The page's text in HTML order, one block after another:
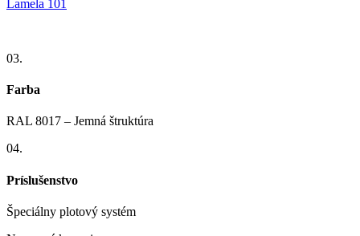
Lamela 101
03.
Farba
RAL 8017 – Jemná štruktúra
04.
Príslušenstvo
Špeciálny plotový systém